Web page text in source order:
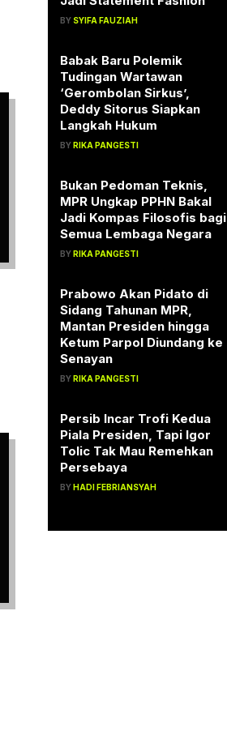
BY SYIFA FAUZIAH
Babak Baru Polemik
Tudingan Wartawan
‘Gerombolan Sirkus’,
Deddy Sitorus Siapkan
Langkah Hukum
BY RIKA PANGESTI
Bukan Pedoman Teknis,
MPR Ungkap PPHN Bakal
Jadi Kompas Filosofis bagi
Semua Lembaga Negara
BY RIKA PANGESTI
Prabowo Akan Pidato di
Sidang Tahunan MPR,
Mantan Presiden hingga
Ketum Parpol Diundang ke
Senayan
BY RIKA PANGESTI
Persib Incar Trofi Kedua
Piala Presiden, Tapi Igor
Tolic Tak Mau Remehkan
Persebaya
BY HADI FEBRIANSYAH